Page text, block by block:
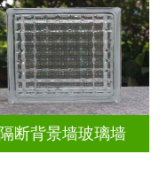
隔断背景墙玻璃墙